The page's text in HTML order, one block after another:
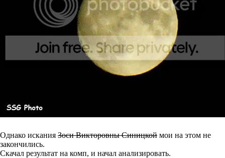
Однако искания Зоси Викторовны Синицкой мои на этом не
закончились.
Скачал результат на комп, и начал анализировать.